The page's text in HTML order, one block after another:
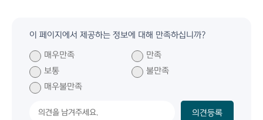
이 페이지에서 제공하는 정보에 대해 만족하십니까?
매우만족
만족
보통
불만족
매우불만족